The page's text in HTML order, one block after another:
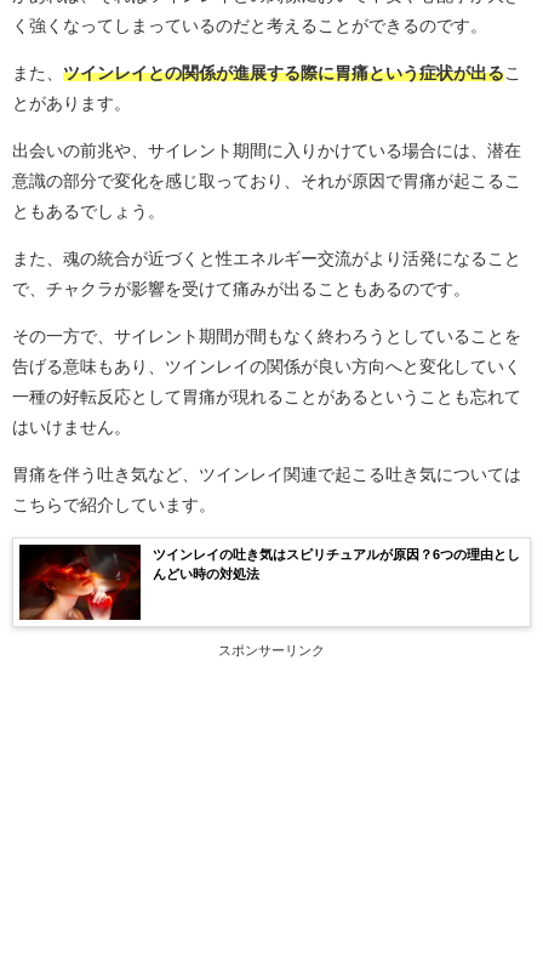
く強くなってしまっているのだと考えることができるのです。
また、 ツインレイとの関係が進展する際に胃痛という症状が出るこ
とがあります。
出会いの前兆や、サイレント期間に入りかけている場合には、潜在
意識の部分で変化を感じ取っており、それが原因で胃痛が起こるこ
ともあるでしょう。
また、魂の統合が近づくと性エネルギー交流がより活発になること
で、チャクラが影響を受けて痛みが出ることもあるのです。
その一方で、サイレント期間が間もなく終わろうとしていることを
告げる意味もあり、ツインレイの関係が良い方向へと変化していく
一種の好転反応として胃痛が現れることがあるということも忘れて
はいけません。
胃痛を伴う吐き気など、ツインレイ関連で起こる吐き気については
こちらで紹介しています。
ツインレイの吐き気はスピリチュアルが原因？6つの理由とし
んどい時の対処法
スポンサーリンク